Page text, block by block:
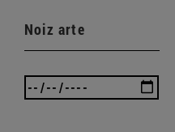
Noiz arte